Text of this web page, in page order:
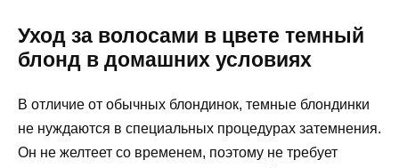
Уход за волосами в цвете темный
блонд в домашних условиях
В отличие от обычных блондинок, темные блондинки
не нуждаются в специальных процедурах затемнения.
Он не желтеет со временем, поэтому не требует